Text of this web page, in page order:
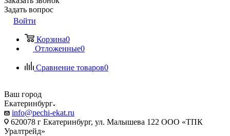
Задать вопрос
Войти
Корзина0
Отложенные0
Сравнение товаров0
Ваш город
Екатеринбург
info@pechi-ekat.ru
620078 г Екатеринбург, ул. Малышева 122 ООО «ТПК
Уралтрейд»